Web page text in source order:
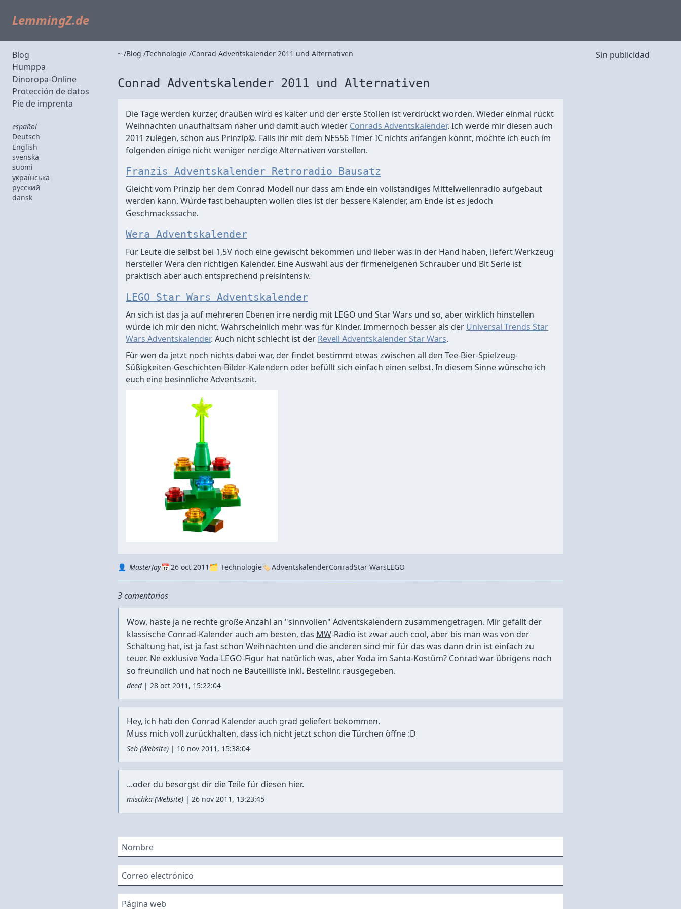
LemmingZ.de
Blog
Humppa
Dinoropa-Online
Protección de datos
Pie de imprenta
español
Deutsch
English
svenska
suomi
українська
русский
dansk
~ Blog Technologie Conrad Adventskalender 2011 und Alternativen
Conrad Adventskalender 2011 und Alternativen
Die Tage werden kürzer, draußen wird es kälter und der erste Stollen ist verdrückt worden. Wieder einmal rückt
Weihnachten unaufhaltsam näher und damit auch wieder Conrads Adventskalender. Ich werde mir diesen auch
2011 zulegen, schon aus Prinzip©. Falls ihr mit dem NE556 Timer IC nichts anfangen könnt, möchte ich euch im
folgenden einige nicht weniger nerdige Alternativen vorstellen.
Franzis Adventskalender Retroradio Bausatz
Gleicht vom Prinzip her dem Conrad Modell nur dass am Ende ein vollständiges Mittelwellenradio aufgebaut
werden kann. Würde fast behaupten wollen dies ist der bessere Kalender, am Ende ist es jedoch
Geschmackssache.
Wera Adventskalender
Für Leute die selbst bei 1,5V noch eine gewischt bekommen und lieber was in der Hand haben, liefert Werkzeug
hersteller Wera den richtigen Kalender. Eine Auswahl aus der firmeneigenen Schrauber und Bit Serie ist
praktisch aber auch entsprechend preisintensiv.
LEGO Star Wars Adventskalender
An sich ist das ja auf mehreren Ebenen irre nerdig mit LEGO und Star Wars und so, aber wirklich hinstellen
würde ich mir den nicht. Wahrscheinlich mehr was für Kinder. Immernoch besser als der Universal Trends Star
Wars Adventskalender. Auch nicht schlecht ist der Revell Adventskalender Star Wars.
Für wen da jetzt noch nichts dabei war, der findet bestimmt etwas zwischen all den Tee-Bier-Spielzeug-
Süßigkeiten-Geschichten-Bilder-Kalendern oder befüllt sich einfach einen selbst. In diesem Sinne wünsche ich
euch eine besinnliche Adventszeit.
AutorMasterJay
Datum 26 oct 2011
Kategorie Technologie Tags
AdventskalenderConradStar WarsLEGO
3 comentarios
Wow, haste ja ne rechte große Anzahl an "sinnvollen" Adventskalendern zusammengetragen. Mir gefällt der
klassische Conrad-Kalender auch am besten, das MW-Radio ist zwar auch cool, aber bis man was von der
Schaltung hat, ist ja fast schon Weihnachten und die anderen sind mir für das was dann drin ist einfach zu
teuer. Ne exklusive Yoda-LEGO-Figur hat natürlich was, aber Yoda im Santa-Kostüm? Conrad war übrigens noch
so freundlich und hat noch ne Bauteilliste inkl. Bestellnr. rausgegeben.
deed | 28 oct 2011, 15:22:04
Hey, ich hab den Conrad Kalender auch grad geliefert bekommen.
Muss mich voll zurückhalten, dass ich nicht jetzt schon die Türchen öffne :D
Seb (Website) | 10 nov 2011, 15:38:04
...oder du besorgst dir die Teile für diesen hier.
mischka (Website) | 26 nov 2011, 13:23:45
Nombre
Correo electrónico
Página web
Sin publicidad